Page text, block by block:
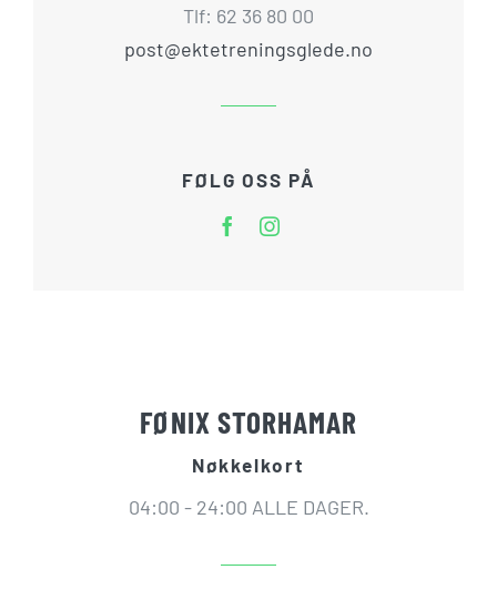
Tlf: 62 36 80 00
post@ektetreningsglede.no
FØLG OSS PÅ
FØNIX STORHAMAR
Nøkkelkort
04:00 - 24:00 ALLE DAGER.